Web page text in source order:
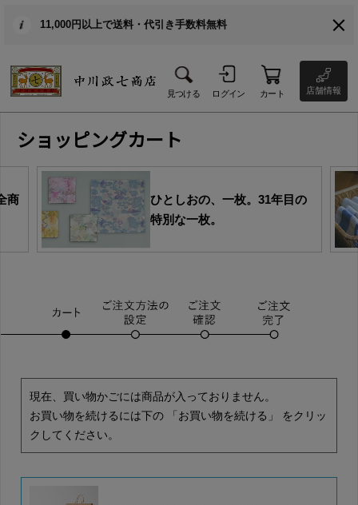
11,000円以上で送料・代引き手数料無料
見つける ログイン カート 店舗情報
ショッピングカート
商
ひとしおの、一枚。31年目の
特別な一枚。
現在、買い物かごには商品が入っておりません。
お買い物を続けるには下の 「お買い物を続ける」 をクリッ
クしてください。